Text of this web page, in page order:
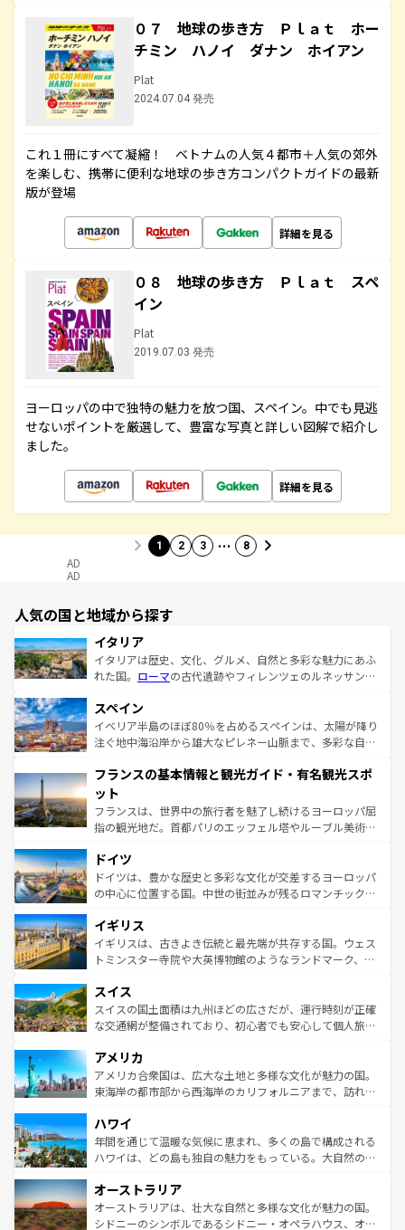
０７ 地球の歩き方 Ｐｌａｔ ホー
チミン ハノイ ダナン ホイアン
Plat
2024.07.04 発売
これ１冊にすべて凝縮！ ベトナムの人気４都市＋人気の郊外
を楽しむ、携帯に便利な地球の歩き方コンパクトガイドの最新
版が登場
詳細を見る
０８ 地球の歩き方 Ｐｌａｔ スペ
イン
Plat
2019.07.03 発売
ヨーロッパの中で独特の魅力を放つ国、スペイン。中でも見逃
せないポイントを厳選して、豊富な写真と詳しい図解で紹介し
ました。
詳細を見る
1 2 3 … 8
AD
AD
人気の国と地域から探す
イタリア
イタリアは歴史、文化、グルメ、自然と多彩な魅力にあふ
れた国。 ローマの古代遺跡やフィレンツェのルネッサンス
ろん、トスカーナの美しい田園風景やアマルフィ海岸の絶
景など、自然景観も見逃せない。観光の合間には、本場の
ピザやパスタなど、絶品のイタリア料理を堪能することも
ませてくれるイタリアで、忘れられない旅をしてみよう！
なお、新着のイタリア情報は
しい。
スペイン
イベリア半島のほぼ80％を占めるスペインは、太陽が降り
注ぐ地中海沿岸から雄大なピレネー山脈まで、多彩な自然
文化が根付くこの国では、情熱的なフラメンコ、熱気あふ
れる闘牛、そして美味しいタパスが生活の一部となってい
る。首都マドリードの洗練された雰囲気や、バルセロナの
アートに溢れた街角から、地方では古代ローマ遺跡や中世
せる。地方によって風土や気候が異なるスペインはその個
性で訪れる人を魅了する。 なお、新着のスペイン情報は コ
ンテンツ一覧を参照してほしい。
フランスの基本情報と観光ガイド・有名観光スポ
ット
フランスは、世界中の旅行者を魅了し続けるヨーロッパ屈
指の観光地だ。首都パリのエッフェル塔やルーブル美術館
で、幅広い魅力が詰まっている。華麗な宮殿、歴史的な大
聖堂、美しいビーチ、そして豊かな自然が、訪れる者を心
から魅了する。また、フランスは美食の国としても知ら
いる。シャンパンの発祥地であるランス、プロヴァンスの
香り高いラベンダー畑など、多彩な楽しみ方が可能だ。さ
らに、パリ以外の地域にも魅力が溢れており、どの街角に
れる地方に足を運ぶとそれぞれで全く異なる文化を体験で
きるだろう。 なお、新着のフランス情報はコンテンツ一覧
を参照してほしい。
ドイツ
ドイツは、豊かな歴史と多彩な文化が交差するヨーロッパ
の中心に位置する国。中世の街並みが残るロマンチック街
顔を持つこの国は、どこを歩いても飽きることがない。ベ
ルリンの文化的活気、バイエルン州のアルプスの絶景、そ
してライン川沿いのワイン畑といった風景は必見。ビール
は、お酒好きな人にはぜひ体験してほしい。 なお、新着の
ドイツ情報はコンテンツ一覧を参照してほしい。
イギリス
イギリスは、古きよき伝統と最先端が共存する国。ウェス
トミンスター寺院や大英博物館のようなランドマーク、歴
リアごとに異なる魅力がある。また、優雅なアフタヌーン
ティー、ビール好きにはたまらない英国パブ、サッカー観
戦など、本場だからこそできる体験も豊富。イギリスを旅
ンツ一覧を参照してほしい。
スイス
スイスの国土面積は九州ほどの広さだが、運行時刻が正確
な交通網が整備されており、初心者でも安心して個人旅行
の建物がそのまま残る町や、スイスならではのユニークな
博物館もあり、アルプス観光だけでなく町歩きも満喫する
ことができる。国民の所得が高いため物価も高いが、旅行
ば市内交通費無料で観光を楽しむこともできる。 なお、新
着のスイス情報はコンテンツ一覧 を参照してほしい。
アメリカ
アメリカ合衆国は、広大な土地と多様な文化が魅力の国。
東海岸の都市部から西海岸のカリフォルニアまで、訪れる
のような巨大都市は、観光、ショッピング、エンターテイ
ンメントが詰まった刺激的なスポットだ。一方、アメリカ
西部には大自然が広がり、グランドキャニオンやイエロー
部のニューオーリンズでは、音楽と美食が融合した独特の
文化が魅力。旅行者はアメリカの各地域で異なる魅力を楽
しみながら、その多様性と豊かな歴史を感じることができ
ハワイ
年間を通じて温暖な気候に恵まれ、多くの島で構成される
ハワイは、どの島も独自の魅力をもっている。大自然の神
ワイ島は見逃せない。また、定番の観光地といえばオアフ
島だが、静かな自然を求めるならマウイ島やカウアイ島が
おすすめ。エメラルドグリーンに輝く海をはじめ、豊かな
オーストラリア
オーストラリアは、壮大な自然と多様な文化が魅力の国。
シドニーのシンボルであるシドニー・オペラハウス、オー